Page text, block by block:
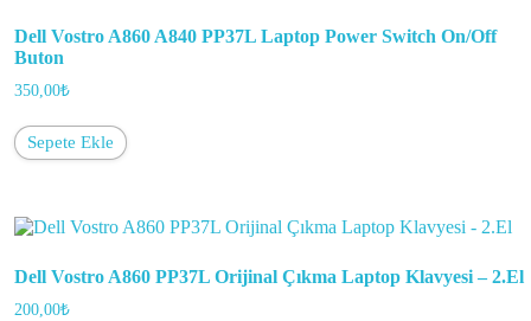
Dell Vostro A860 A840 PP37L Laptop Power Switch On/Off
Buton
350,00₺
Sepete Ekle
Dell Vostro A860 PP37L Orijinal Çıkma Laptop Klavyesi – 2.El
200,00₺